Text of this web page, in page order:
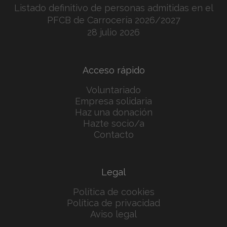
Listado definitivo de personas admitidas en el
PFCB de Carrocería 2026/2027
28 julio 2026
Acceso rápido
Voluntariado
Empresa solidaria
Haz una donación
Hazte socio/a
Contacto
Legal
Política de cookies
Política de privacidad
Aviso legal